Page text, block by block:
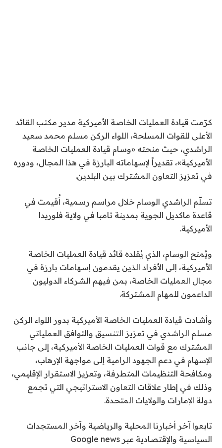
كرّمت قيادة العمليات الخاصة الأميركية مدير مكتب القائد
الأعلى للقوات المسلحة، اللواء الركن مسلم محمد سعيد
الراشدي، حيث منحته «وسام قيادة العمليات الخاصة
الأميركية»، تقديراً لإسهاماته البارزة في هذا المجال، ودوره
في تعزيز التعاون المشترك بين البلدين.
تسلّم الراشدي الوسام خلال مراسم رسمية، أُقيمت في
قاعدة ماكديل الجوية بمدينة تامبا في ولاية فلوريدا
الأميركية.
ويُمنح الوسام، الذي يُقلده قائد قيادة العمليات الخاصة
الأميركية، إلى الأفراد الذين يقدمون إسهامات بارزة في
مجال العمليات الخاصة، بمن فيهم الشركاء الدوليون
الداعمون للمهام المشتركة.
وأشادت قيادة العمليات الخاصة الأميركية بدور اللواء الركن
مسلم الراشدي في تعزيز التنسيق والتوافق العملياتي
المشترك مع قوات العمليات الخاصة الأميركية، إلى جانب
الإسهام في دعم الجهود الرامية إلى مواجهة الإرهاب،
ومكافحة التنظيمات المتطرفة، وتعزيز الاستقرار الإقليمي،
وذلك في إطار علاقات التعاون الاستراتيجي التي تجمع
دولة الإمارات والولايات المتحدة.
تابعوا آخر أخبارنا المحلية والرياضية وآخر المستجدات
السياسية والإقتصادية عبر Google news